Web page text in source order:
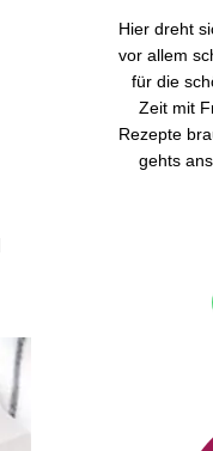
Hier dreht
vor allem
für die
Zeit mit
Rezepte
gehts